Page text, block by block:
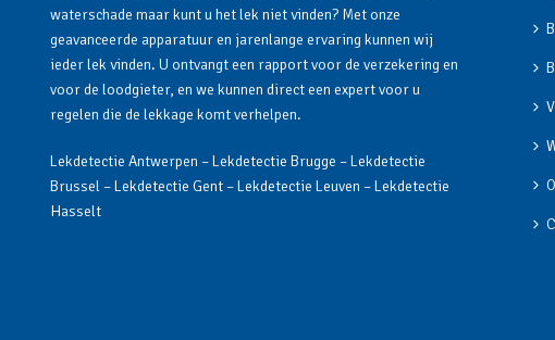
waterschade maar kunt u het lek niet vinden? Met onze
geavanceerde apparatuur en jarenlange ervaring kunnen wij
ieder lek vinden. U ontvangt een rapport voor de verzekering en
voor de loodgieter, en we kunnen direct een expert voor u
regelen die de lekkage komt verhelpen.
Lekdetectie Antwerpen –Lekdetectie Brugge –Lekdetectie
Brussel –Lekdetectie Gent –Lekdetectie Leuven –Lekdetectie
Hasselt